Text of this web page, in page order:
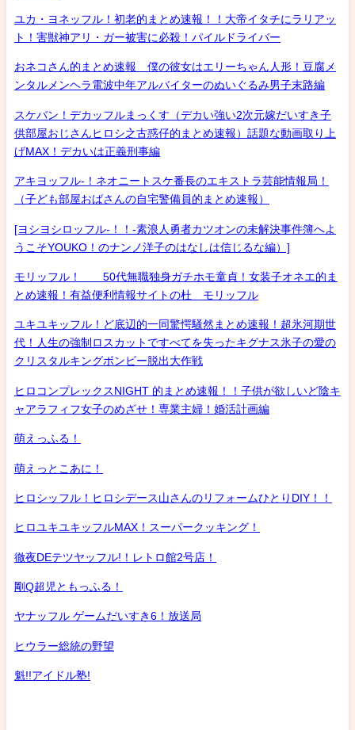
ユカ・ヨネッフル！初老的まとめ速報！！大帝イタチにラリアッ
ト！害獣神アリ・ガー被害に必殺！パイルドライバー
おネコさん的まとめ速報 僕の彼女はエリーちゃん人形！豆腐メ
ンタルメンヘラ電波中年アルバイターのぬいぐるみ男子末路編
スケバン！デカッフルまっくす（デカい強い2次元嫁だいすき子
供部屋おじさんヒロシ之古惑仔的まとめ速報）話題な動画取り上
げMAX！デカいは正義刑事編
アキヨッフル-！ネオニートスケ番長のエキストラ芸能情報局！
（子ども部屋おばさんの自宅警備員的まとめ速報）
[ヨシヨシロッフル-！！-素浪人勇者カツオンの未解決事件簿へよ
うこそYOUKO！のナンノ洋子のはなしは信じるな編）]
モリッフル！ 50代無職独身ガチホモ童貞！女装子オネエ的ま
とめ速報！有益便利情報サイトの杜 モリッフル
ユキユキッフル！ど底辺的一同驚愕騒然まとめ速報！超氷河期世
代！人生の強制ロスカットですべてを失ったキグナス氷子の愛の
クリスタルキングボンビー脱出大作戦
ヒロコンプレックスNIGHT 的まとめ速報！！子供が欲しいど陰キ
ャアラフィフ女子のめざせ！専業主婦！婚活計画編
萌えっふる！
萌えっとこあに！
ヒロシッフル！ヒロシデース山さんのリフォームひとりDIY！！
ヒロユキユキッフルMAX！スーパークッキング！
徹夜DEテツヤッフル!！レトロ館2号店！
剛Q超児ともっふる！
ヤナッフル ゲームだいすき6！放送局
ヒウラー総統の野望
魁!!アイドル塾!